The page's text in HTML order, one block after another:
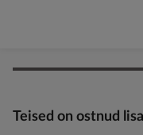
Teised on ostnud